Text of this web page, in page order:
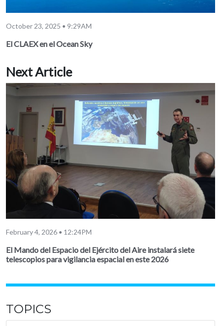
October 23, 2025 • 9:29AM
El CLAEX en el Ocean Sky
Next Article
February 4, 2026 • 12:24PM
El Mando del Espacio del Ejército del Aire instalará siete
telescopios para vigilancia espacial en este 2026
TOPICS